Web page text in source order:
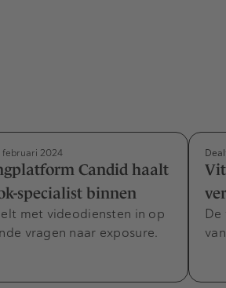
februari 2024
Candid haalt
specialist binnen
met videodiensten in op
vragen naar exposure.
De